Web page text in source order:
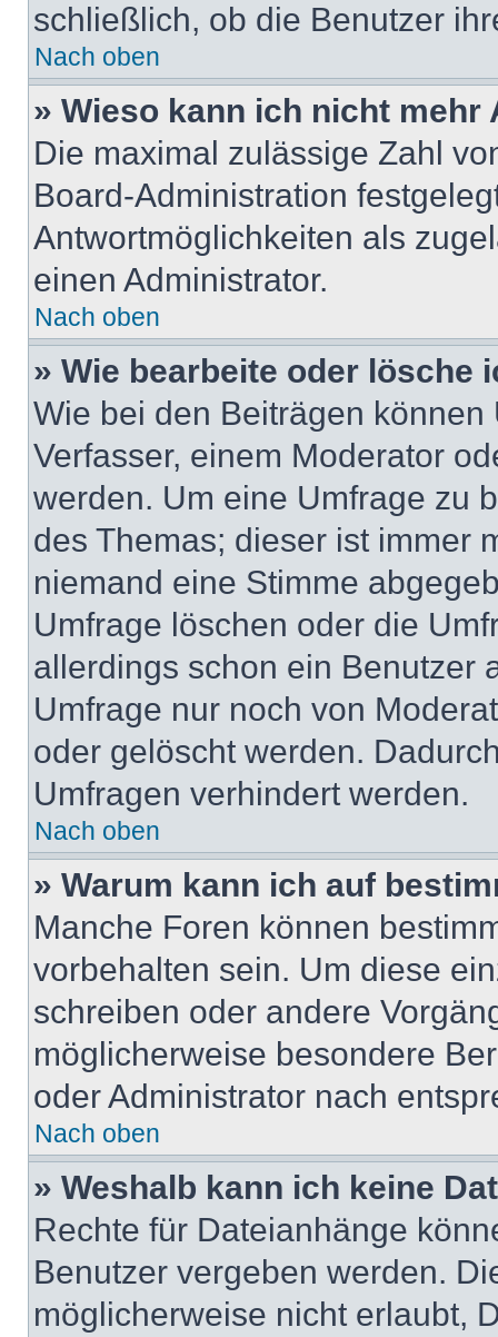
schließlich, ob die Benutzer
Nach oben
» Wieso kann ich nicht
Die maximal zulässige Zahl
Board-Administration
Antwortmöglichkeiten als
einen Administrator.
Nach oben
» Wie bearbeite oder lösche
Wie bei den Beiträgen
Verfasser, einem Moderator
werden. Um eine Umfrage zu
des Themas; dieser ist immer
niemand eine Stimme
Umfrage löschen oder die
allerdings schon ein Benutzer
Umfrage nur noch von
oder gelöscht werden.
Umfragen verhindert werden.
Nach oben
» Warum kann ich auf
Manche Foren können
vorbehalten sein. Um diese
schreiben oder andere
möglicherweise besondere
oder Administrator nach
Nach oben
» Weshalb kann ich keine
Rechte für Dateianhänge
Benutzer vergeben werden.
möglicherweise nicht erlaubt,